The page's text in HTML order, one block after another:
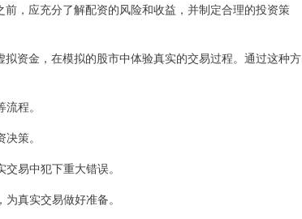
，应充分了解配资的风险和收益，并制定合理的投资策
资金，在模拟的股市中体验真实的交易过程。通过这种方
程。
策。
易中犯下重大错误。
真实交易做好准备。